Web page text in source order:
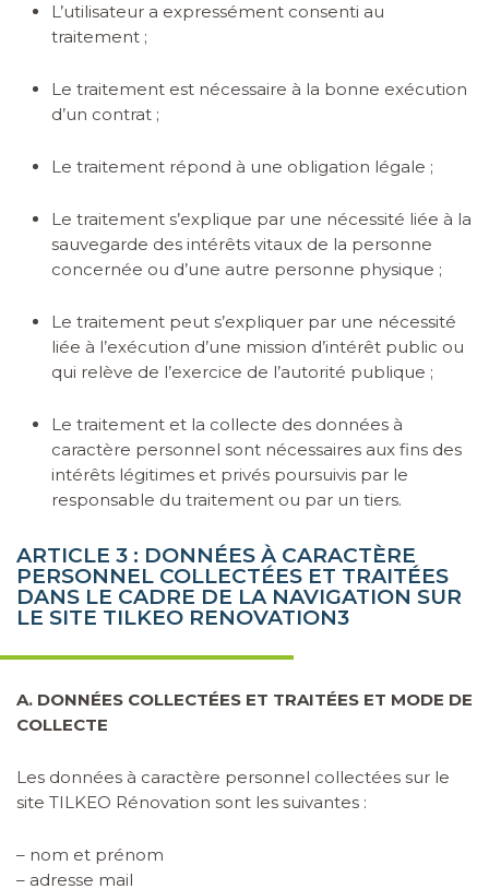
L’utilisateur a expressément consenti au
traitement ;
Le traitement est nécessaire à la bonne exécution
d’un contrat ;
Le traitement répond à une obligation légale ;
Le traitement s’explique par une nécessité liée à la
sauvegarde des intérêts vitaux de la personne
concernée ou d’une autre personne physique ;
Le traitement peut s’expliquer par une nécessité
liée à l’exécution d’une mission d’intérêt public ou
qui relève de l’exercice de l’autorité publique ;
Le traitement et la collecte des données à
caractère personnel sont nécessaires aux fins des
intérêts légitimes et privés poursuivis par le
responsable du traitement ou par un tiers.
ARTICLE 3 : DONNÉES À CARACTÈRE
PERSONNEL COLLECTÉES ET TRAITÉES
DANS LE CADRE DE LA NAVIGATION SUR
LE SITE TILKEO RENOVATION3
A. DONNÉES COLLECTÉES ET TRAITÉES ET MODE DE
COLLECTE
Les données à caractère personnel collectées sur le
site TILKEO Rénovation sont les suivantes :
– nom et prénom
– adresse mail